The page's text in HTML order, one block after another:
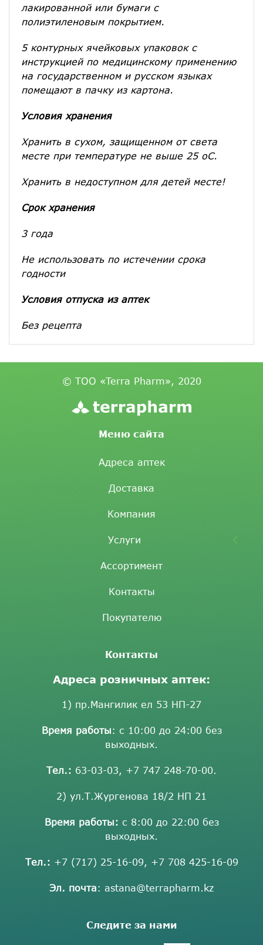
лакированной или бумаги с
полиэтиленовым покрытием.
5 контурных ячейковых упаковок с
инструкцией по медицинскому применению
на государственном и русском языках
помещают в пачку из картона.
Условия хранения
Хранить в сухом, защищенном от света
месте при температуре не выше 25 оС.
Хранить в недоступном для детей месте!
Срок хранения
3 года
Не использовать по истечении срока
годности
Условия отпуска из аптек
Без рецепта
© ТОО «Terra Pharm», 2020
Меню сайта
Адреса аптек
Доставка
Компания
Услуги
Ассортимент
Контакты
Покупателю
Контакты
Адреса розничных аптек:
1) пр.Мангилик ел 53 НП-27
Время работы: с 10:00 до 24:00 без
выходных.
Тел.: 63-03-03, +7 747 248-70-00.
2) ул.Т.Жургенова 18/2 НП 21
Время работы: с 8:00 до 22:00 без
выходных.
Тел.: +7 (717) 25-16-09, +7 708 425-16-09
Эл. почта: astana@terrapharm.kz
Следите за нами